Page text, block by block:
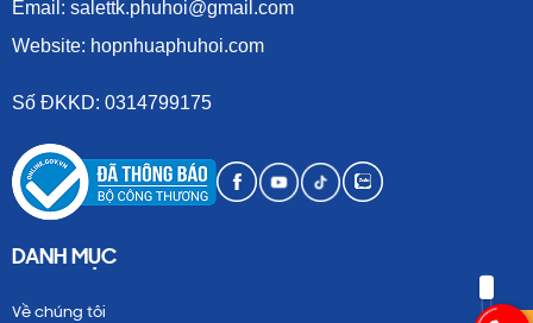
Email: salettk.phuhoi@gmail.com
Website: hopnhuaphuhoi.com
Số ĐKKD: 0314799175
DANH MỤC
Về chúng tôi